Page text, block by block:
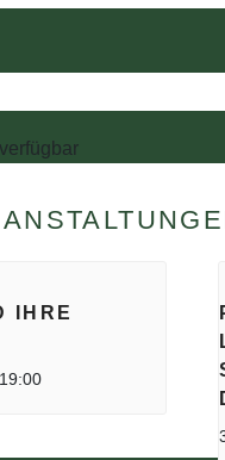
IHRE
19:00